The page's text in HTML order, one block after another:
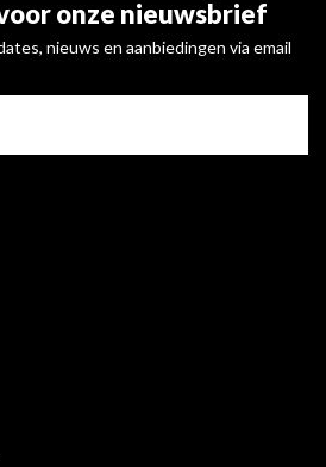
onze nieuwsbrief
nieuws en aanbiedingen via email